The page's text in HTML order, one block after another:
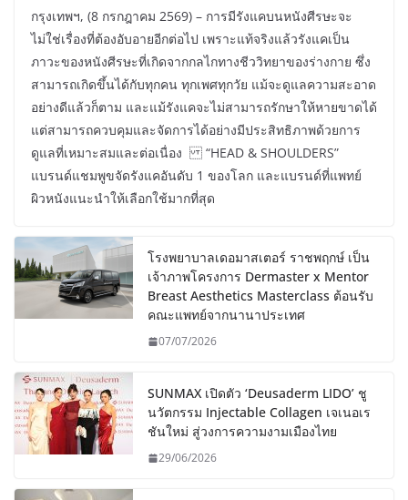
กรุงเทพฯ, (8 กรกฎาคม 2569) – การมีรังแคบนหนังศีรษะจะ
ไม่ใช่เรื่องที่ต้องอับอายอีกต่อไป เพราะแท้จริงแล้วรังแคเป็น
ภาวะของหนังศีรษะที่เกิดจากกลไกทางชีววิทยาของร่างกาย ซึ่ง
สามารถเกิดขึ้นได้กับทุกคน ทุกเพศทุกวัย แม้จะดูแลความสะอาด
อย่างดีแล้วก็ตาม และแม้รังแคจะไม่สามารถรักษาให้หายขาดได้
แต่สามารถควบคุมและจัดการได้อย่างมีประสิทธิภาพด้วยการ
ดูแลที่เหมาะสมและต่อเนื่อง “HEAD & SHOULDERS”
แบรนด์แชมพูขจัดรังแคอันดับ 1 ของโลก และแบรนด์ที่แพทย์
ผิวหนังแนะนำให้เลือกใช้มากที่สุด
โรงพยาบาลเดอมาสเตอร์ ราชพฤกษ์ เป็น
เจ้าภาพโครงการ Dermaster x Mentor
Breast Aesthetics Masterclass ต้อนรับ
คณะแพทย์จากนานาประเทศ
07/07/2026
SUNMAX เปิดตัว ‘Deusaderm LIDO’ ชู
นวัตกรรม Injectable Collagen เจเนอเร
ชันใหม่ สู่วงการความงามเมืองไทย
29/06/2026